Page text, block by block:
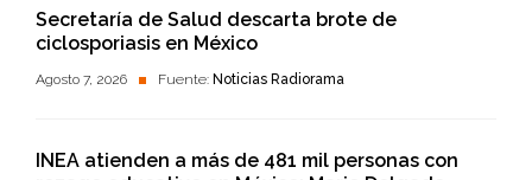
Secretaría de Salud descarta brote de
ciclosporiasis en México
Agosto 7, 2026 Fuente: Noticias Radiorama
INEA atienden a más de 481 mil personas con